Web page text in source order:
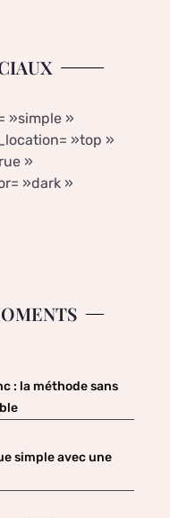
»simple »
»top »
»
»dark »
: la méthode sans
simple avec une